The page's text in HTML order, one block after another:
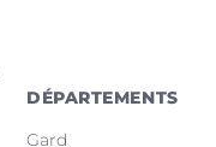
DÉPARTEMENTS
Gard